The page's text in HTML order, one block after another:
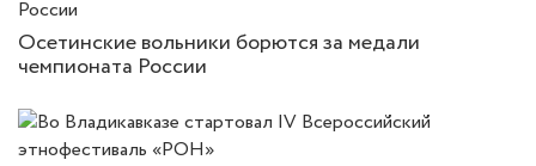
Осетинские вольники борются за медали
чемпионата России